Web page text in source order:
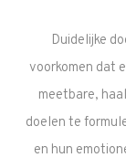
Duidelijke
voorkomen dat
meetbare,
doelen te
en hun